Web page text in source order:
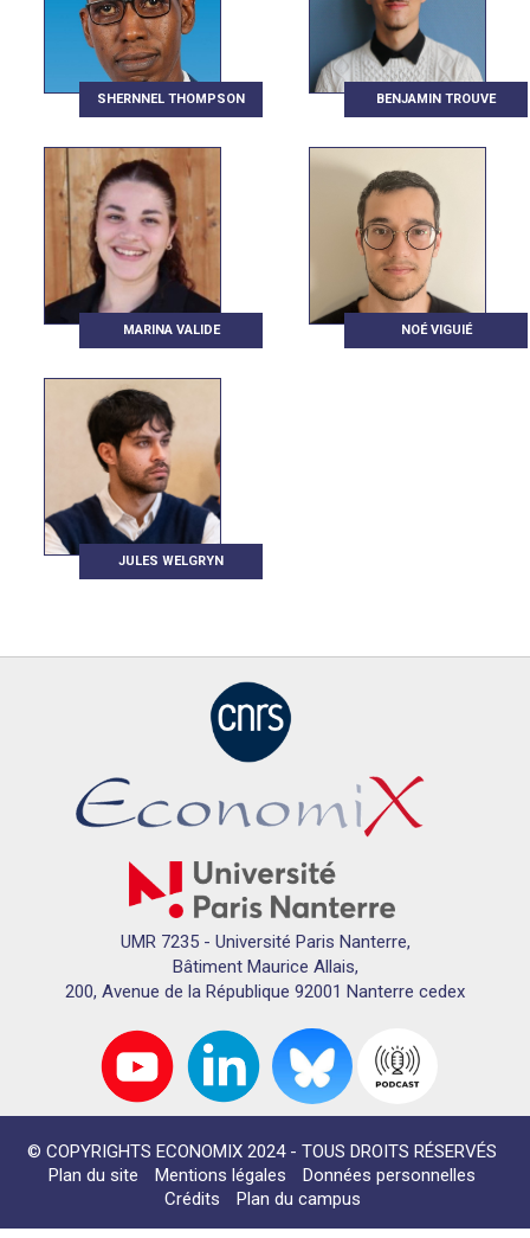
SHERNNEL THOMPSON BENJAMIN TROUVE
MARINA VALIDE NOÉ VIGUIÉ
JULES WELGRYN
UMR 7235 - Université Paris Nanterre,
Bâtiment Maurice Allais,
200, Avenue de la République 92001 Nanterre cedex
© COPYRIGHTS ECONOMIX 2024 - TOUS DROITS RÉSERVÉS
Plan du site
Mentions légales
Données personnelles
Crédits
Plan du campus